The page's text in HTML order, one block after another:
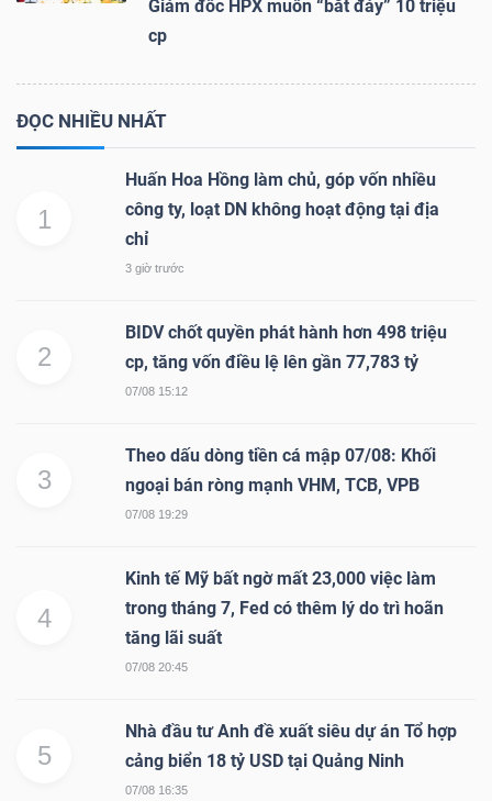
Giám đốc HPX muốn “bắt đáy” 10 triệu
cp
ĐỌC NHIỀU NHẤT
1
Huấn Hoa Hồng làm chủ, góp vốn nhiều
công ty, loạt DN không hoạt động tại địa
chỉ
3 giờ trước
2
BIDV chốt quyền phát hành hơn 498 triệu
cp, tăng vốn điều lệ lên gần 77,783 tỷ
07/08 15:12
3
Theo dấu dòng tiền cá mập 07/08: Khối
ngoại bán ròng mạnh VHM, TCB, VPB
07/08 19:29
4
Kinh tế Mỹ bất ngờ mất 23,000 việc làm
trong tháng 7, Fed có thêm lý do trì hoãn
tăng lãi suất
07/08 20:45
5
Nhà đầu tư Anh đề xuất siêu dự án Tổ hợp
cảng biển 18 tỷ USD tại Quảng Ninh
07/08 16:35